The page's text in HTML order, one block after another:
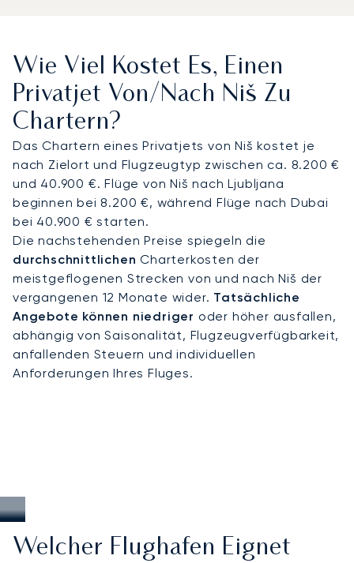
Geschmack ausgewählt werden. Wir kümmern uns
um jedes Detail der Reise, sodass Sie sich auf das
Wesentliche konzentrieren können und entspannt
zu Ihren Meetings im Wissenschafts- und
Technologiepark Niš ankommen.
Mit einem persönlichen Berater für Privatluftfahrt,
der rund um die Uhr für Sie da ist, garantieren wir
Ihnen jederzeit einen erstklassigen Service. Dies
gibt Ihnen absolute Sicherheit für Ihre
Geschäftsreisen und stellt sicher, dass Ihre Reise
nach Niš mit der Präzision und den hohen
Sorgfaltsstandards gemanagt wird, die
Führungskräfte erwarten.
Wie Viel Kostet Es, Einen
Privatjet Von/nach Niš Zu
Chartern?
Das Chartern eines Privatjets von Niš kostet je
nach Zielort und Flugzeugtyp zwischen ca. 8.200 €
und 40.900 €. Flüge von Niš nach Ljubljana
beginnen bei 8.200 €, während Flüge nach Dubai
bei 40.900 € starten.
Die nachstehenden Preise spiegeln die
durchschnittlichen Charterkosten der
meistgeflogenen Strecken von und nach Niš der
vergangenen 12 Monate wider. Tatsächliche
Angebote können niedriger oder höher ausfallen,
abhängig von Saisonalität, Flugzeugverfügbarkeit,
anfallenden Steuern und individuellen
Anforderungen Ihres Fluges.
Welcher Flughafen Eignet